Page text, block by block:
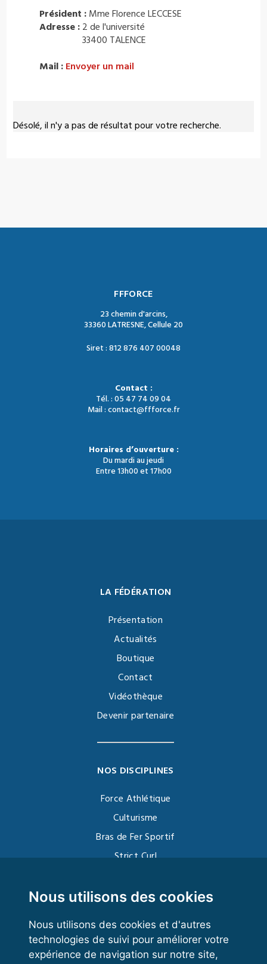
Nous utilisons des cookies
Nous utilisons des cookies et d'autres
technologies de suivi pour améliorer votre
expérience de navigation sur notre site,
Désolé, il n'y a pas de résultat pour votre recherche.
Président : Mme Florence LECCESE
Adresse : 2 de l'université
33400 TALENCE
Mail : Envoyer un mail
FFFORCE
23 chemin d'arcins,
33360 LATRESNE, Cellule 20
Siret : 812 876 407 00048
Contact :
Tél. : 05 47 74 09 04
Mail : contact@ffforce.fr
Horaires d’ouverture :
Du mardi au jeudi
Entre 13h00 et 17h00
LA FÉDÉRATION
Présentation
Actualités
Boutique
Contact
Vidéothèque
Devenir partenaire
NOS DISCIPLINES
Force Athlétique
Culturisme
Bras de Fer Sportif
Strict Curl
Kettlebell
VOS ESPACES